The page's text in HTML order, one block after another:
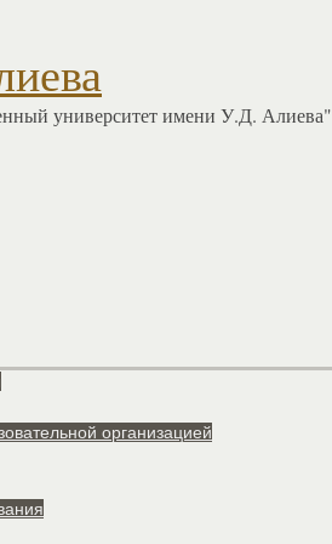
университет имени У.Д. Алиева"
организацией